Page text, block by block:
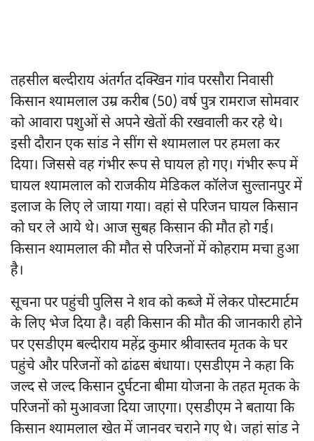
तहसील बल्दीराय अंतर्गत दक्खिन गांव परसौरा निवासी
किसान श्यामलाल उम्र करीब (50) वर्ष पुत्र रामराज सोमवार
को आवारा पशुओं से अपने खेतों की रखवाली कर रहे थे।
इसी दौरान एक सांड ने सींग से श्यामलाल पर हमला कर
दिया। जिससे वह गंभीर रूप से घायल हो गए। गंभीर रूप में
घायल श्यामलाल को राजकीय मेडिकल कॉलेज सुल्तानपुर में
इलाज के लिए ले जाया गया। वहां से परिजन घायल किसान
को घर ले आये थे। आज सुबह किसान की मौत हो गई।
किसान श्यामलाल की मौत से परिजनों में कोहराम मचा हुआ
है।
सूचना पर पहुंची पुलिस ने शव को कब्जे में लेकर पोस्टमार्टम
के लिए भेज दिया है। वही किसान की मौत की जानकारी होने
पर एसडीएम बल्दीराय महेंद्र कुमार श्रीवास्तव मृतक के घर
पहुंचे और परिजनों को ढांढस बंधाया। एसडीएम ने कहा कि
जल्द से जल्द किसान दुर्घटना बीमा योजना के तहत मृतक के
परिजनों को मुआवजा दिया जाएगा। एसडीएम ने बताया कि
किसान श्यामलाल खेत में जानवर चराने गए थे। जहां सांड ने